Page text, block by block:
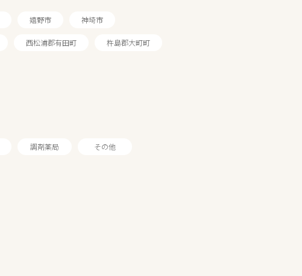
嬉野市 神埼市
西松浦郡有田町 杵島郡大町町
調剤薬局 その他